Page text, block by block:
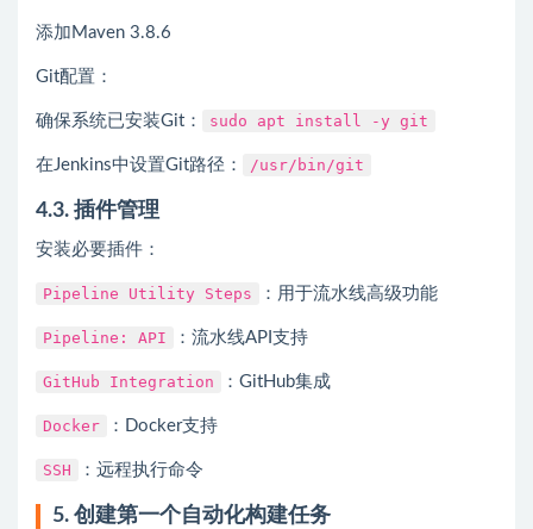
添加Maven 3.8.6
Git配置：
确保系统已安装Git： sudo apt install -y git
在Jenkins中设置Git路径： /usr/bin/git
4.3. 插件管理
安装必要插件：
Pipeline Utility Steps ：用于流水线高级功能
Pipeline: API ：流水线API支持
GitHub Integration ：GitHub集成
Docker ：Docker支持
SSH ：远程执行命令
5. 创建第一个自动化构建任务